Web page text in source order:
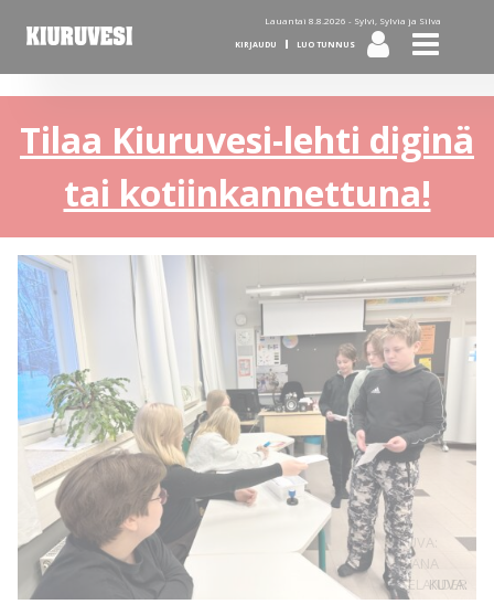
Lauantai 8.8.2026 - Sylvi, Sylvia ja Silva
KIRJAUDU LUO TUNNUS
Tilaa Kiuruvesi-lehti diginä
tai kotiinkannettuna!
KUVA:
KUVA:
JAANA
SELANDER